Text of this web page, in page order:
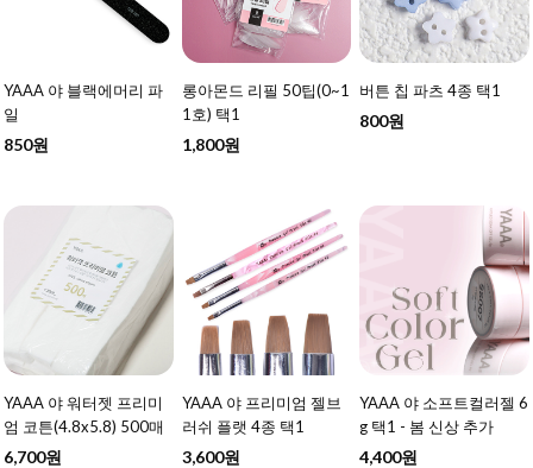
YAAA 야 블랙에머리 파
일
850원
롱아몬드 리필 50팁(0~1
1호) 택1
1,800원
버튼 칩 파츠 4종 택1
800원
YAAA 야 워터젯 프리미
엄 코튼(4.8x5.8) 500매
6,700원
YAAA 야 프리미엄 젤브
러쉬 플랫 4종 택1
3,600원
YAAA 야 소프트컬러젤 6
g 택1 - 봄 신상 추가
4,400원